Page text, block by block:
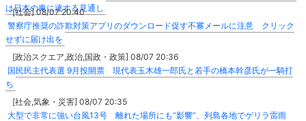
は日本の東に達する見通し
[社会] 08/07 20:40
警察庁推奨の詐欺対策アプリのダウンロード促す不審メールに注意 クリック
せずに届け出を
[政治スクエア,政治,国政・政策] 08/07 20:36
国民民主代表選 9月投開票 現代表玉木雄一郎氏と若手の橋本幹彦氏が一騎打
ち
[社会,気象・災害] 08/07 20:35
大型で非常に強い台風13号 離れた場所にも“影響”、列島各地でゲリラ雷雨